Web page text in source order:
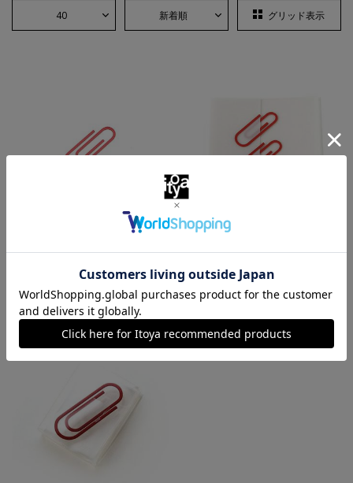
40 新着順 グリッド表示
伊東屋
レッドクリップ 大
￥550
特集
伊東屋
レッドクリップ 小
￥550